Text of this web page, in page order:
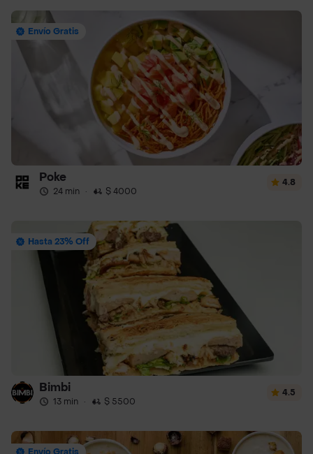
Envío Gratis
Poke
24 min · $ 4000
4.8
Hasta 23% Off
Bimbi
13 min · $ 5500
4.5